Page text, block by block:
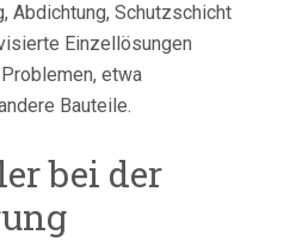
Abdichtung, Schutzschicht
Einzellösungen
etwa
Bauteile.
bei der